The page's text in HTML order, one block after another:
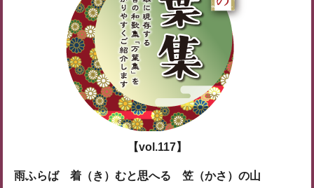
【vol.117】
雨ふらば 着（き）むと思へる 笠（かさ）の山